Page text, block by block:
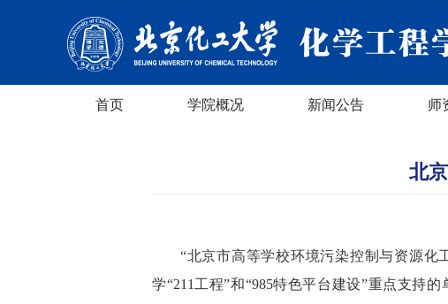
首页 学院概况 新闻公告 师
北
“北京市高等学校环境污染控制与资源化
学“211工程”和“985特色平台建设”重点支持